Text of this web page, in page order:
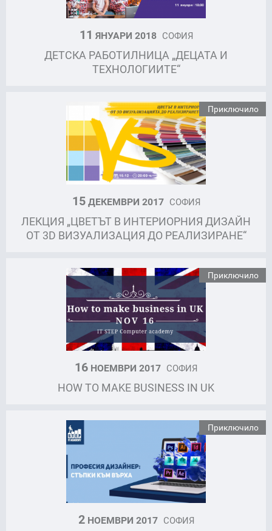
11 ЯНУАРИ 2018 СОФИЯ
ДЕТСКА РАБОТИЛНИЦА „ДЕЦАТА И
ТЕХНОЛОГИИТЕ“
Приключило
15ДЕКЕМВРИ 2017 СОФИЯ
ЛЕКЦИЯ „ЦВЕТЪТ В ИНТЕРИОРНИЯ ДИЗАЙН
ОТ 3D ВИЗУАЛИЗАЦИЯ ДО РЕАЛИЗИРАНЕ“
Приключило
16 НОЕМВРИ 2017 СОФИЯ
HOW TO MAKE BUSINESS IN UK
Приключило
2НОЕМВРИ 2017 СОФИЯ